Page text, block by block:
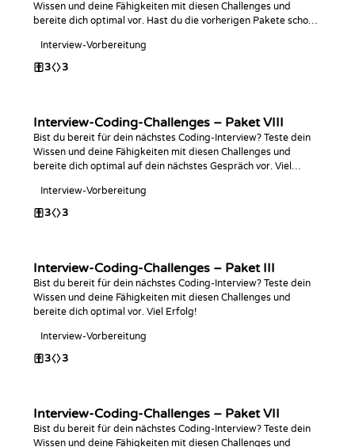
Wissen und deine Fähigkeiten mit diesen Challenges und
bereite dich optimal vor. Hast du die vorherigen Pakete schon
Interview-Vorbereitung
3 3
Interview-Coding-Challenges – Paket VIII
Bist du bereit für dein nächstes Coding-Interview? Teste dein
Wissen und deine Fähigkeiten mit diesen Challenges und
bereite dich optimal auf dein nächstes Gespräch vor. Viel
Interview-Vorbereitung
3 3
Interview-Coding-Challenges – Paket III
Bist du bereit für dein nächstes Coding-Interview? Teste dein
Wissen und deine Fähigkeiten mit diesen Challenges und
bereite dich optimal vor. Viel Erfolg!
Interview-Vorbereitung
3 3
Interview-Coding-Challenges – Paket VII
Bist du bereit für dein nächstes Coding-Interview? Teste dein
Wissen und deine Fähigkeiten mit diesen Challenges und